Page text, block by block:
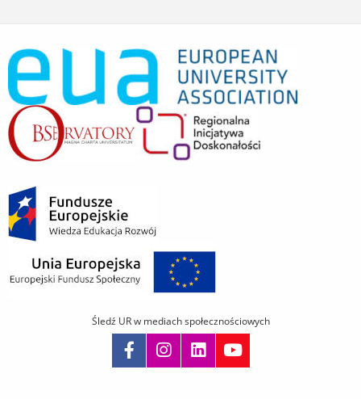
Śledź UR w mediach społecznościowych